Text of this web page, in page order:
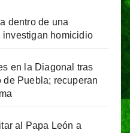
dentro de una
investigan homicidio
en la Diagonal tras
Puebla; recuperan
al Papa León a